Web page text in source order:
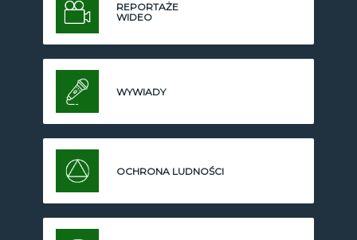
REPORTAŻE
WIDEO
WYWIADY
OCHRONA LUDNOŚCI